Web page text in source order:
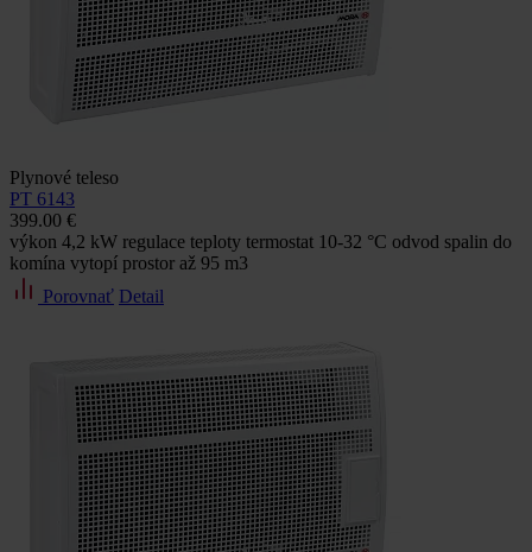
Plynové teleso
PT 6143
399.00 €
výkon 4,2 kW regulace teploty termostat 10-32 °C odvod spalin do
komína vytopí prostor až 95 m3
Porovnať Detail